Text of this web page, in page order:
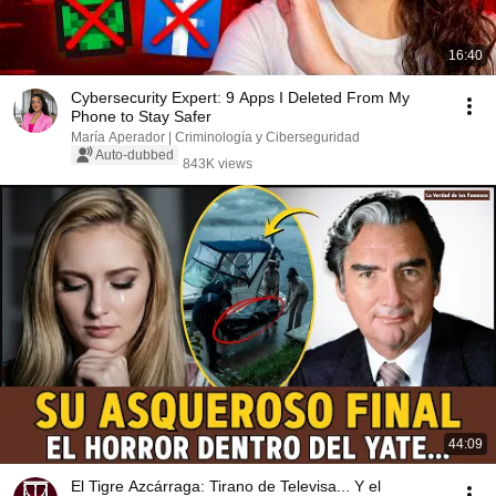
16:40
Cybersecurity Expert: 9 Apps I Deleted From My
Phone to Stay Safer
María Aperador | Criminología y Ciberseguridad
Auto-dubbed
843K views
44:09
El Tigre Azcárraga: Tirano de Televisa... Y el